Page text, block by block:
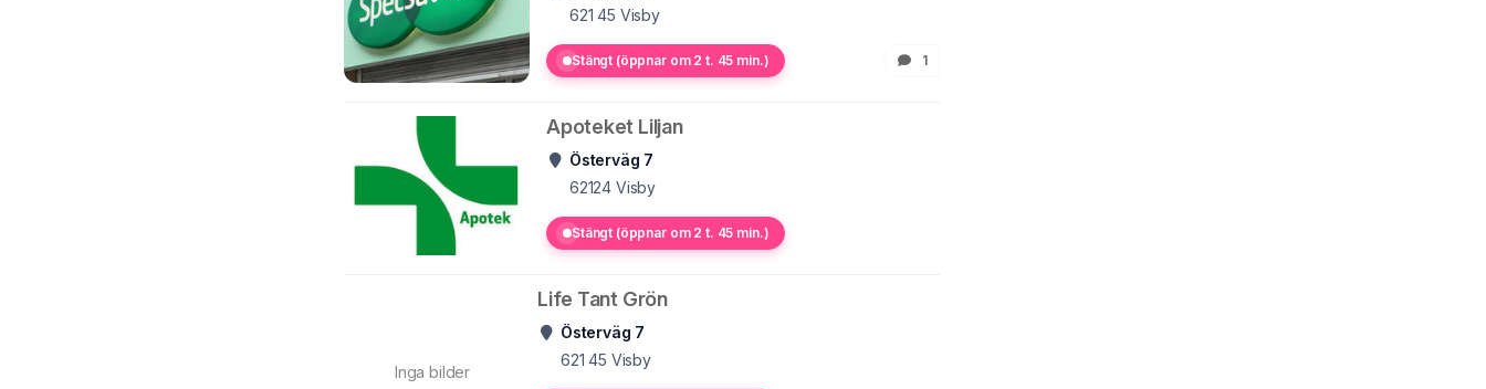
621 45 Visby
Stängt (öppnar om 2 t. 45 min.) 1
Apoteket Liljan
Österväg 7
62124 Visby
Stängt (öppnar om 2 t. 45 min.)
Inga bilder
Life Tant Grön
Österväg 7
621 45 Visby